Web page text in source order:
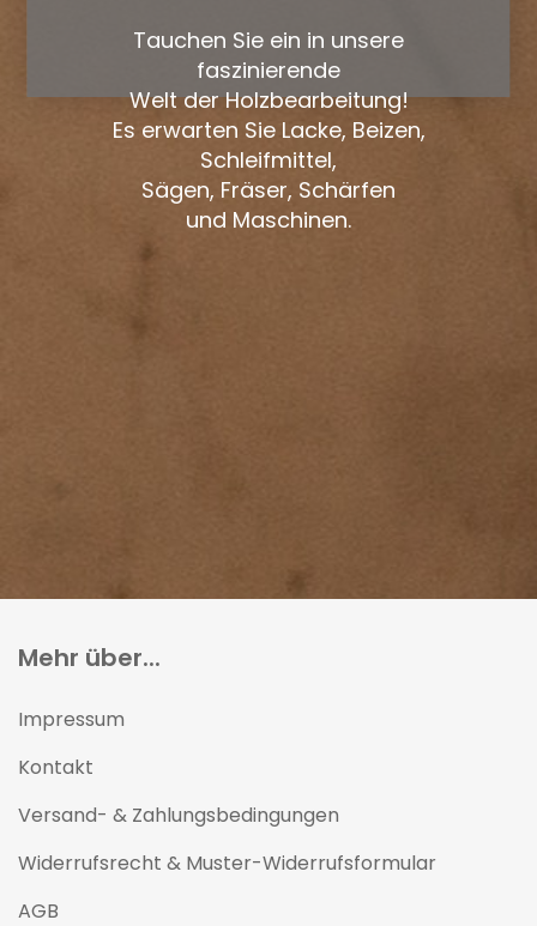
Tauchen Sie ein in unsere
faszinierende
Welt der Holzbearbeitung!
Es erwarten Sie Lacke, Beizen,
Schleifmittel,
Sägen, Fräser, Schärfen
und Maschinen.
Mehr über...
Impressum
Kontakt
Versand- & Zahlungsbedingungen
Widerrufsrecht & Muster-Widerrufsformular
AGB